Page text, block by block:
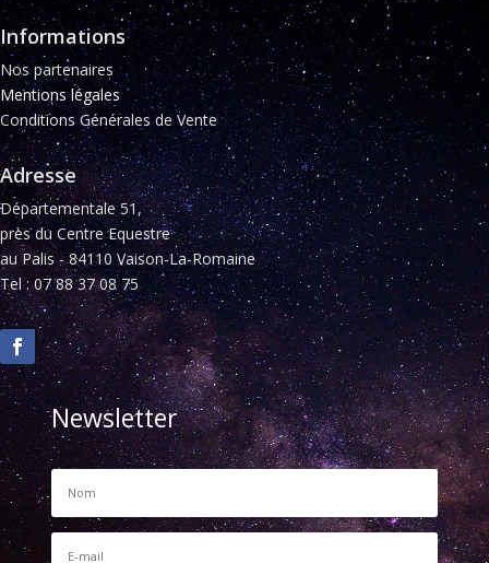
Informations
Nos partenaires
Mentions légales
Conditions Générales de Vente
Adresse
Départementale 51,
près du Centre Equestre
au Palis - 84110 Vaison-La-Romaine
Tel : 07 88 37 08 75
Newsletter